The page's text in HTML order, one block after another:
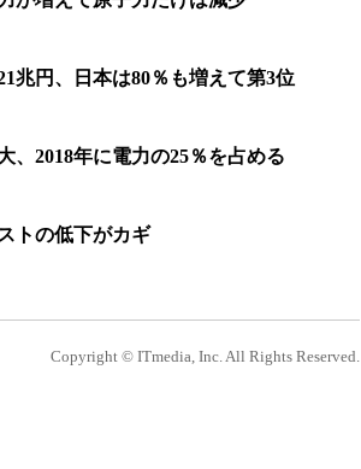
兆円、日本は80％も増えて第3位
、2018年に電力の25％を占める
トの低下がカギ
Copyright © ITmedia, Inc. All Rights Reserved.